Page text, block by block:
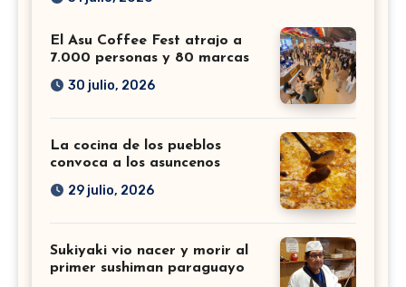
El Asu Coffee Fest atrajo a
7.000 personas y 80 marcas
30 julio, 2026
La cocina de los pueblos
convoca a los asuncenos
29 julio, 2026
Sukiyaki vio nacer y morir al
primer sushiman paraguayo